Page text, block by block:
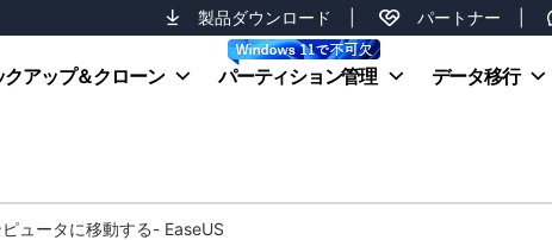
製品ダウンロード パートナー
クアップ＆クローン パーティション管理 データ移行
ュータに移動する- EaseUS